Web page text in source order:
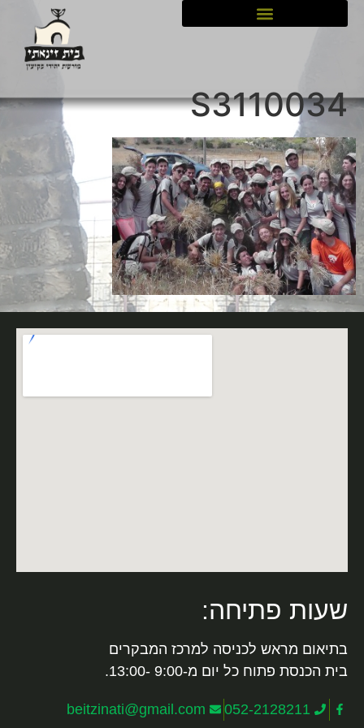
S3110034
שעות פתיחה:
בתיאום מראש לכניסה למרכז המבקרים
בית הכנסת פתוח כל יום מ-9:00 -13:00.
052-2128211
beitzinati@gmail.com